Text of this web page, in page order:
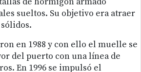
sueltos. Su objetivo era atraer
en 1988 y con ello el muelle se
del puerto con una línea de
En 1996 se impulsó el